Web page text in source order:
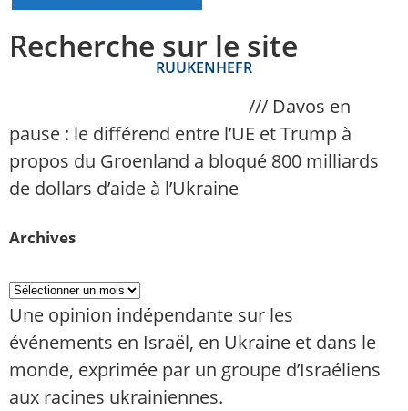
Recherche sur le site
RUUKENHEFR
/// Davos en
pause : le différend entre l’UE et Trump à
propos du Groenland a bloqué 800 milliards
de dollars d’aide à l’Ukraine
Archives
Une opinion indépendante sur les
événements en Israël, en Ukraine et dans le
monde, exprimée par un groupe d’Israéliens
aux racines ukrainiennes.